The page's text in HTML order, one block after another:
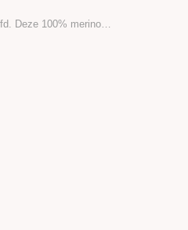
Deze 100% merino…